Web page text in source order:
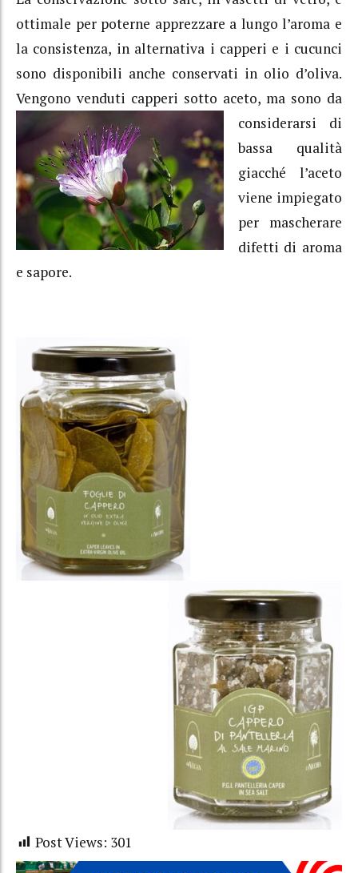
ottimale per poterne apprezzare a lungo l’aroma e
la consistenza, in alternativa i capperi e i cucunci
sono disponibili anche conservati in olio d’oliva.
Vengono venduti capperi sotto aceto, ma sono da
considerarsi di
bassa qualità
giacché l’aceto
viene impiegato
per mascherare
difetti di aroma
e sapore.
Post Views: 301